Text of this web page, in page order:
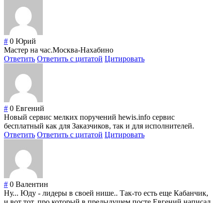
# 0 Юрий
Мастер на час.Москва-Нахабино
Ответить Ответить с цитатой Цитировать
# 0 Евгений
Новый сервис мелких поручений hewis.info сервис
бесплатный как для Заказчиков, так и для исполнителей.
Ответить Ответить с цитатой Цитировать
# 0 Валентин
Ну... Юду - лидеры в своей нише.. Так-то есть еще Кабанчик,